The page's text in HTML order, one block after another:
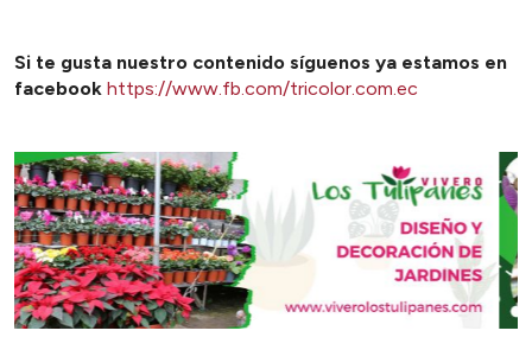
Si te gusta nuestro contenido síguenos ya estamos en
facebook https://www.fb.com/tricolor.com.ec